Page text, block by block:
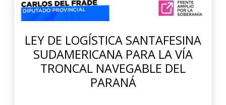
LEY DE LOGÍSTICA SANTAFESINA
SUDAMERICANA PARA LA VÍA
TRONCAL NAVEGABLE DEL
PARANÁ